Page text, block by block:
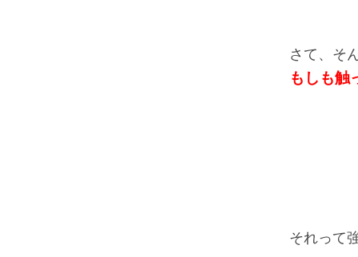
さて、そ
もしも触
それって